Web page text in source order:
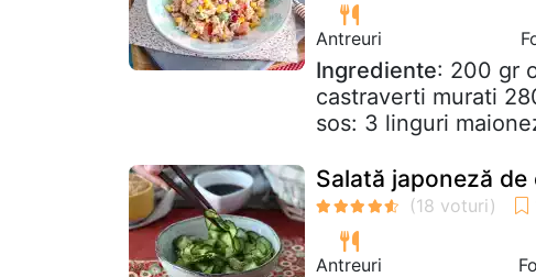
Antreuri
Ingrediente: 200 gr
castraverti murati
sos: 3 linguri
Salată japoneză
Antreuri